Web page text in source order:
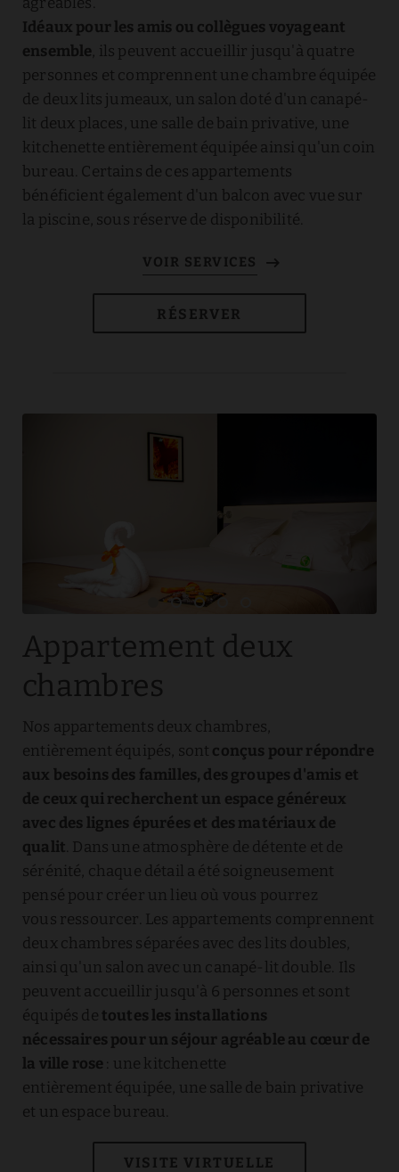
Idéaux pour les amis ou collègues voyageant
ensemble, ils peuvent accueillir jusqu'à quatre
personnes et comprennent une chambre équipée
de deux lits jumeaux, un salon doté d'un canapé-
lit deux places, une salle de bain privative, une
kitchenette entièrement équipée ainsi qu'un coin
bureau. Certains de ces appartements
bénéficient également d'un balcon avec vue sur
la piscine, sous réserve de disponibilité.
RÉSERVER
Appartement deux
chambres
Nos appartements deux chambres,
entièrement équipés, sont conçus pour répondre
aux besoins des familles, des groupes d'amis et
de ceux qui recherchent un espace généreux
avec des lignes épurées et des matériaux de
qualit. Dans une atmosphère de détente et de
sérénité, chaque détail a été soigneusement
pensé pour créer un lieu où vous pourrez
vous ressourcer. Les appartements comprennent
deux chambres séparées avec des lits doubles,
ainsi qu'un salon avec un canapé-lit double. Ils
peuvent accueillir jusqu'à 6 personnes et sont
équipés de toutes les installations
nécessaires pour un séjour agréable au cœur de
la ville rose : une kitchenette
entièrement équipée, une salle de bain privative
et un espace bureau.
VISITE VIRTUELLE